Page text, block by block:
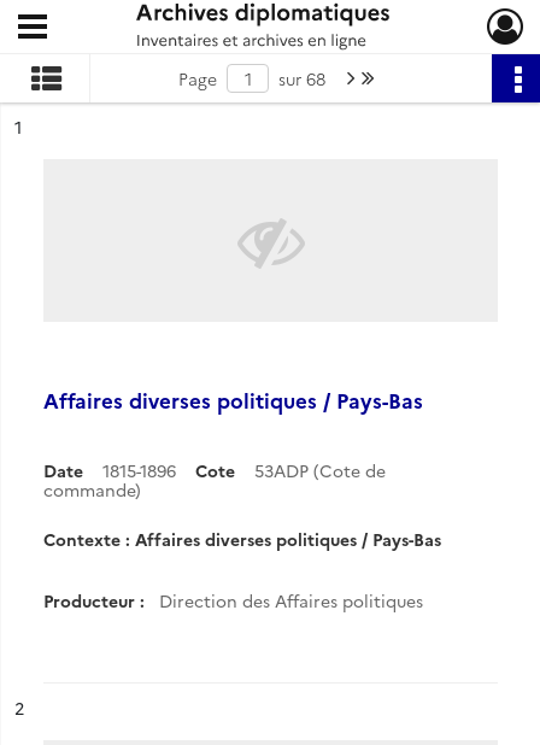
Archives diplomatiques
Ouvrir le menu déroulant
Page sur 68 Page suivante : 1/68
n°
1
Affaires diverses politiques / Pays-Bas
Date 1815-1896 Cote
53ADP (Cote de
commande)
Contexte : Affaires diverses politiques / Pays-Bas
Producteur : Direction des Affaires politiques
n°
2